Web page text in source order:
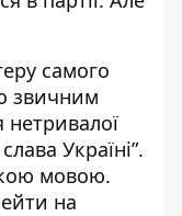
самого
звичним
нетривалої
Україні”.
мовою.
на